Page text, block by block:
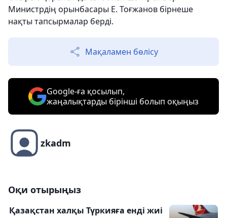
Министрдің орынбасары Е. Тоғжанов бірнеше
нақты тапсырмалар берді.
Мақаламен бөлісу
Google-ға қосылып,
жаңалықтарды бірінші болып оқыңыз
zkadm
Оқи отырыңыз
Қазақстан халқы Түркияға енді жиі